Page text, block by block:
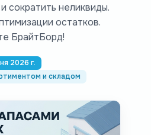
сократить неликвиды.
остатков.
БрайтБорд!
2026 г.
и складом